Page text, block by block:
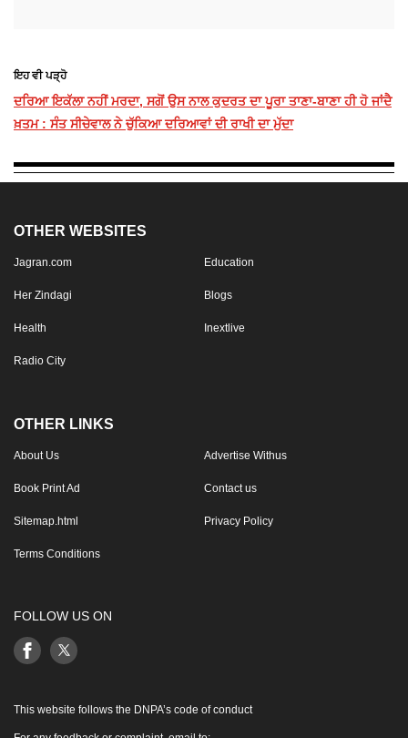
ਇਹ ਵੀ ਪੜ੍ਹੋ
ਦਰਿਆ ਇਕੱਲਾ ਨਹੀਂ ਮਰਦਾ, ਸਗੋਂ ਉਸ ਨਾਲ ਕੁਦਰਤ ਦਾ ਪੂਰਾ ਤਾਣਾ-ਬਾਣਾ ਹੀ ਹੋ ਜਾਂਦੈ
ਖ਼ਤਮ : ਸੰਤ ਸੀਚੇਵਾਲ ਨੇ ਚੁੱਕਿਆ ਦਰਿਆਵਾਂ ਦੀ ਰਾਖੀ ਦਾ ਮੁੱਦਾ
OTHER WEBSITES
Jagran.com Education
Her Zindagi Blogs
Health Inextlive
Radio City
OTHER LINKS
About Us Advertise Withus
Book Print Ad Contact us
Sitemap.html Privacy Policy
Terms Conditions
FOLLOW US ON
This website follows the DNPA’s code of conduct